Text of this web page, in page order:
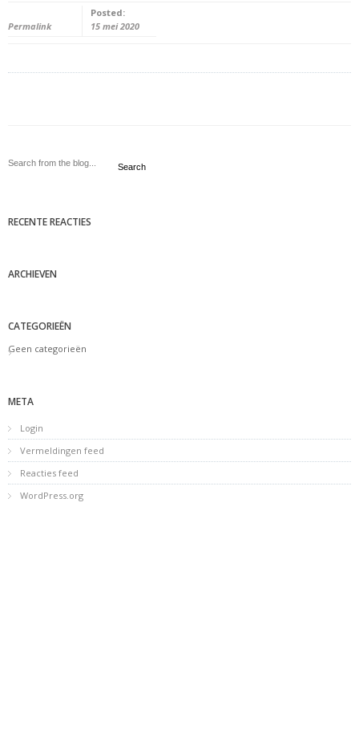
Permalink
Posted:
15 mei 2020
Search
RECENTE REACTIES
ARCHIEVEN
CATEGORIEËN
Geen categorieën
META
Login
Vermeldingen feed
Reacties feed
WordPress.org